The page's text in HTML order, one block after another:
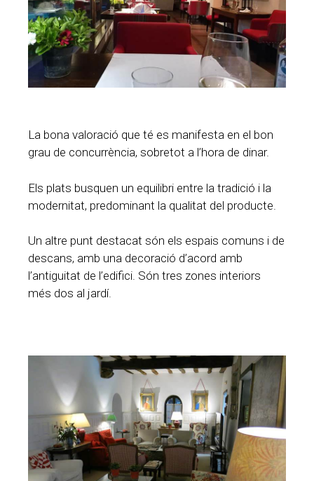
La bona valoració que té es manifesta en el bon
grau de concurrència, sobretot a l’hora de dinar.
Els plats busquen un equilibri entre la tradició i la
modernitat, predominant la qualitat del producte.
Un altre punt destacat són els espais comuns i de
descans, amb una decoració d’acord amb
l’antiguitat de l’edifici. Són tres zones interiors
més dos al jardí.